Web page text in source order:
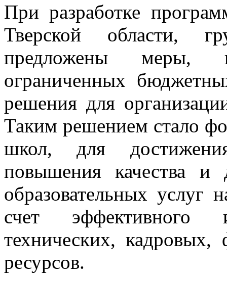
При разработке
Тверской области,
предложены меры,
ограниченных
решения для
Таким решением стало
школ, для
повышения качества и
образовательных услуг
счет эффективного
технических, кадровых,
ресурсов.